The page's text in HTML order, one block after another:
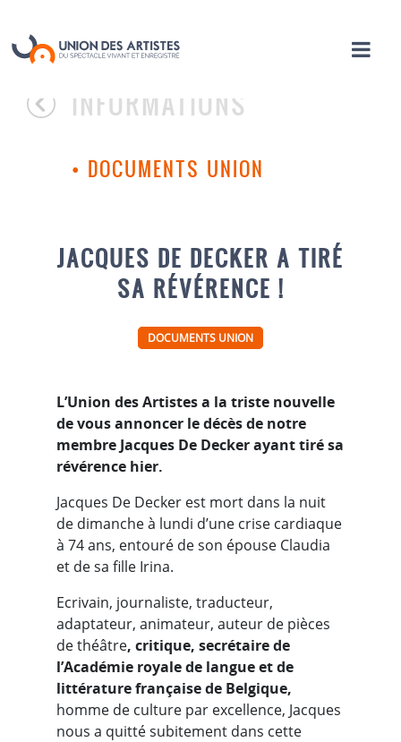
INFORMATIONS
• DOCUMENTS UNION
JACQUES DE DECKER A TIRÉ
SA RÉVÉRENCE !
DOCUMENTS UNION
L’Union des Artistes a la triste nouvelle
de vous annoncer le décès de notre
membre Jacques De Decker ayant tiré sa
révérence hier.
Jacques De Decker est mort dans la nuit
de dimanche à lundi d’une crise cardiaque
à 74 ans, entouré de son épouse Claudia
et de sa fille Irina.
Ecrivain, journaliste, traducteur,
adaptateur, animateur, auteur de pièces
de théâtre, critique, secrétaire de
l’Académie royale de langue et de
littérature française de Belgique,
homme de culture par excellence, Jacques
nous a quitté subitement dans cette